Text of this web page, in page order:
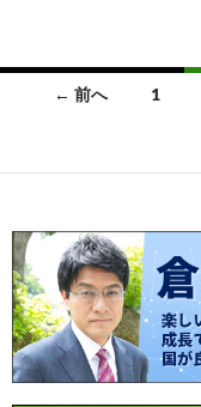
b es
ナ
ゲ
ー
シ
ョ
← 前へ 1